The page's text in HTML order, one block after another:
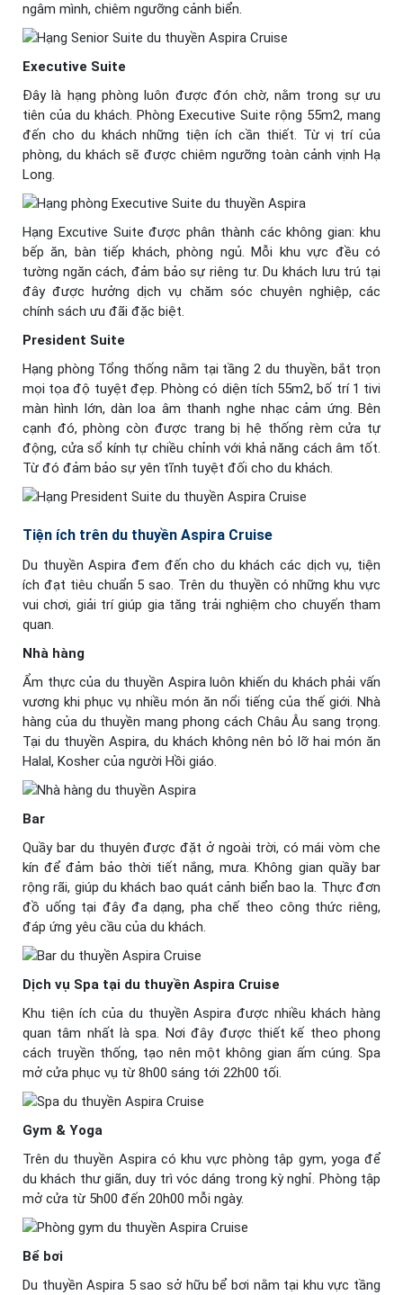
ngâm mình, chiêm ngưỡng cảnh biển.
Executive Suite
Đây là hạng phòng luôn được đón chờ, nằm trong sự ưu
tiên của du khách. Phòng Executive Suite rộng 55m2, mang
đến cho du khách những tiện ích cần thiết. Từ vị trí của
phòng, du khách sẽ được chiêm ngưỡng toàn cảnh vịnh Hạ
Long.
Hạng Excutive Suite được phân thành các không gian: khu
bếp ăn, bàn tiếp khách, phòng ngủ. Mỗi khu vực đều có
tường ngăn cách, đảm bảo sự riêng tư. Du khách lưu trú tại
đây được hưởng dịch vụ chăm sóc chuyên nghiệp, các
chính sách ưu đãi đặc biệt.
President Suite
Hạng phòng Tổng thống nằm tại tầng 2 du thuyền, bắt trọn
mọi tọa độ tuyệt đẹp. Phòng có diện tích 55m2, bố trí 1 tivi
màn hình lớn, dàn loa âm thanh nghe nhạc cảm ứng. Bên
cạnh đó, phòng còn được trang bị hệ thống rèm cửa tự
động, cửa sổ kính tự chiều chỉnh với khả năng cách âm tốt.
Từ đó đảm bảo sự yên tĩnh tuyệt đối cho du khách.
Tiện ích trên du thuyền Aspira Cruise
Du thuyền Aspira đem đến cho du khách các dịch vụ, tiện
ích đạt tiêu chuẩn 5 sao. Trên du thuyền có những khu vực
vui chơi, giải trí giúp gia tăng trải nghiệm cho chuyến tham
quan.
Nhà hàng
Ẩm thực của du thuyền Aspira luôn khiến du khách phải vấn
vương khi phục vụ nhiều món ăn nổi tiếng của thế giới. Nhà
hàng của du thuyền mang phong cách Châu Âu sang trọng.
Tại du thuyền Aspira, du khách không nên bỏ lỡ hai món ăn
Halal, Kosher của người Hồi giáo.
Bar
Quầy bar du thuyên được đặt ở ngoài trời, có mái vòm che
kín để đảm bảo thời tiết nắng, mưa. Không gian quầy bar
rộng rãi, giúp du khách bao quát cảnh biển bao la. Thực đơn
đồ uống tại đây đa dạng, pha chế theo công thức riêng,
đáp ứng yêu cầu của du khách.
Dịch vụ Spa tại du thuyền Aspira Cruise
Khu tiện ích của du thuyền Aspira được nhiều khách hàng
quan tâm nhất là spa. Nơi đây được thiết kế theo phong
cách truyền thống, tạo nên một không gian ấm cúng. Spa
mở cửa phục vụ từ 8h00 sáng tới 22h00 tối.
Gym & Yoga
Trên du thuyền Aspira có khu vực phòng tập gym, yoga để
du khách thư giãn, duy trì vóc dáng trong kỳ nghỉ. Phòng tập
mở cửa từ 5h00 đến 20h00 mỗi ngày.
Bể bơi
Du thuyền Aspira 5 sao sở hữu bể bơi nằm tại khu vực tầng